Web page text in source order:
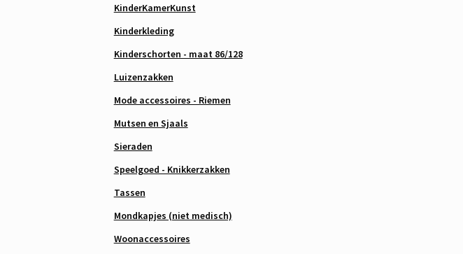
KinderKamerKunst
Kinderkleding
Kinderschorten - maat 86/128
Luizenzakken
Mode accessoires - Riemen
Mutsen en Sjaals
Sieraden
Speelgoed - Knikkerzakken
Tassen
Mondkapjes (niet medisch)
Woonaccessoires